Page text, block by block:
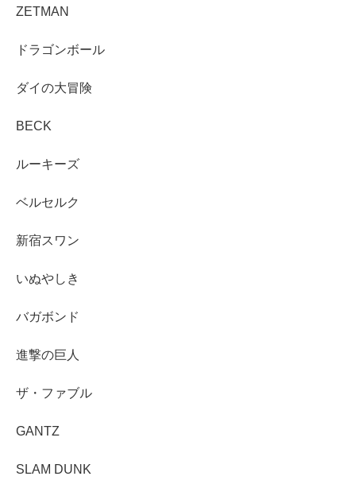
ZETMAN
ドラゴンボール
ダイの大冒険
BECK
ルーキーズ
ベルセルク
新宿スワン
いぬやしき
バガボンド
進撃の巨人
ザ・ファブル
GANTZ
SLAM DUNK